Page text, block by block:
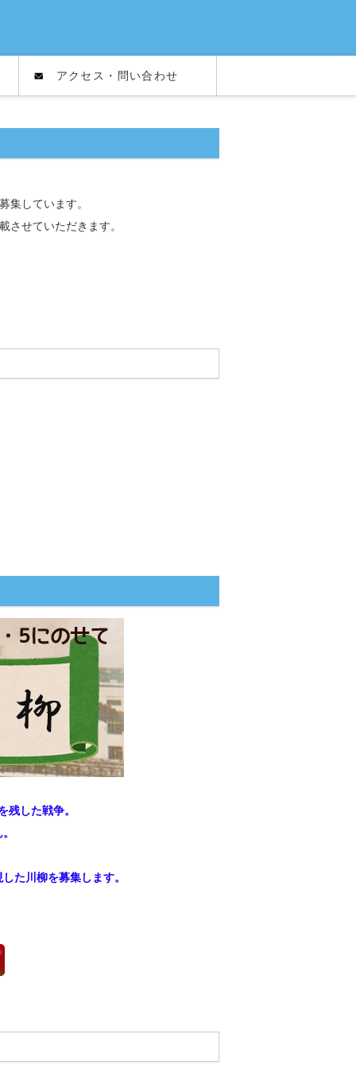
アクセス・問い合わせ
集しています。
させていただきます。
残した戦争。
た川柳を募集します。